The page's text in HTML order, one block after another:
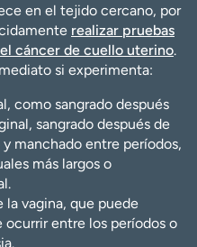
en el tejido cercano, por
realizar pruebas
cáncer de cuello uterino.
si experimenta:
como sangrado después
sangrado después de
manchado entre períodos,
más largos o
la vagina, que puede
entre los períodos o